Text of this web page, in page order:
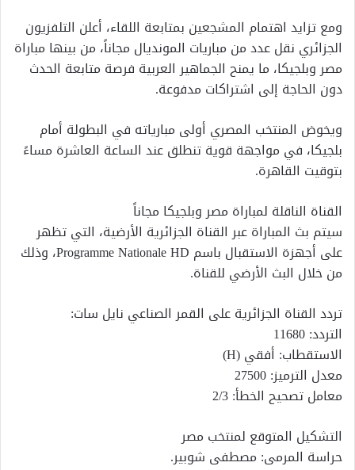
ومع تزايد اهتمام المشجعين بمتابعة اللقاء، أعلن التلفزيون
الجزائري نقل عدد من مباريات المونديال مجاناً، من بينها مباراة
مصر وبلجيكا، ما يمنح الجماهير العربية فرصة متابعة الحدث
دون الحاجة إلى اشتراكات مدفوعة.
ويخوض المنتخب المصري أولى مبارياته في البطولة أمام
بلجيكا، في مواجهة قوية تنطلق عند الساعة العاشرة مساءً
بتوقيت القاهرة.
القناة الناقلة لمباراة مصر وبلجيكا مجاناً
سيتم بث المباراة عبر القناة الجزائرية الأرضية، التي تظهر
على أجهزة الاستقبال باسم Programme Nationale HD، وذلك
من خلال البث الأرضي للقناة.
تردد القناة الجزائرية على القمر الصناعي نايل سات:
التردد: 11680
الاستقطاب: أفقي (H)
معدل الترميز: 27500
معامل تصحيح الخطأ: 2/3
التشكيل المتوقع لمنتخب مصر
حراسة المرمى: مصطفى شوبير.